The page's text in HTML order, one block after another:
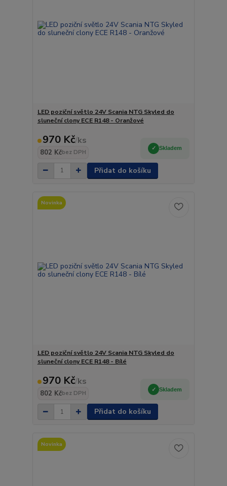
LED poziční světlo 24V Scania NTG Skyled do
sluneční clony ECE R148 - Oranžové
970 Kč/ks
802 Kčbez DPH
Skladem
Přidat do košíku
Novinka
LED poziční světlo 24V Scania NTG Skyled do
sluneční clony ECE R148 - Bílé
970 Kč/ks
802 Kčbez DPH
Skladem
Přidat do košíku
Novinka